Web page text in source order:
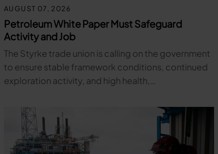
AUGUST 07, 2026
Petroleum White Paper Must Safeguard
Activity and Job
The Styrke trade union is calling on the government
to ensure stable framework conditions, continued
exploration activity, and high health,…